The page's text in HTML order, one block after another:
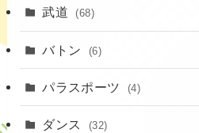
(16)
(12)
(15)
武道 (68)
(23)
バトン (6)
パラスポーツ (4)
ダンス (32)